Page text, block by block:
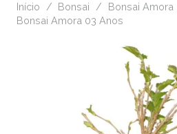
Início / Bonsai / Bonsai Amora
Bonsai Amora 03 Anos